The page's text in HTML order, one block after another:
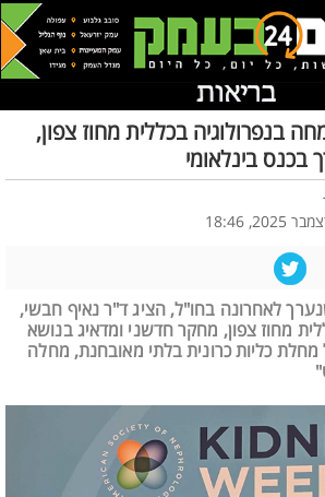
בנפרולוגיה בכללית מחוז צפון,
בכנס בינלאומי
לאחרונה בחו"ל, הציג ד"ר נאיף חבשי,
מחוז צפון, מחקר חדשני ומדאיג בנושא
כליות כרונית בלתי מאובחנת, מחלה